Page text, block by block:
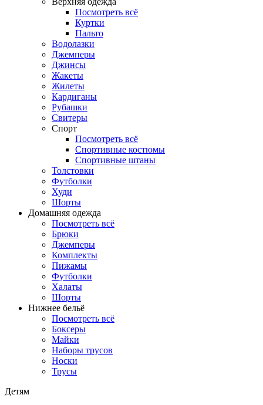
Посмотреть всё
Куртки
Пальто
Водолазки
Джемперы
Джинсы
Жакеты
Жилеты
Кардиганы
Рубашки
Свитеры
Спорт
Посмотреть всё
Спортивные костюмы
Спортивные штаны
Толстовки
Футболки
Худи
Шорты
Домашняя одежда
Посмотреть всё
Брюки
Джемперы
Комплекты
Пижамы
Футболки
Халаты
Шорты
Нижнее бельё
Посмотреть всё
Боксеры
Майки
Наборы трусов
Носки
Трусы
Детям